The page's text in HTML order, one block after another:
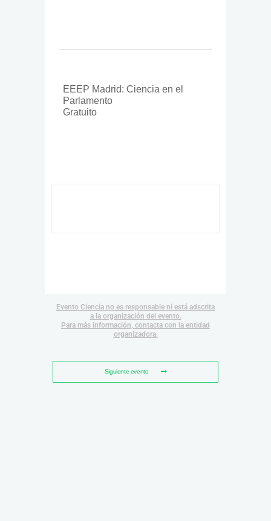
EEEP Madrid: Ciencia en el
Parlamento
Gratuito
Evento Ciencia no es responsable ni está adscrita
a la organización del evento.
Para más información, contacta con la entidad
organizadora.
Siguiente evento